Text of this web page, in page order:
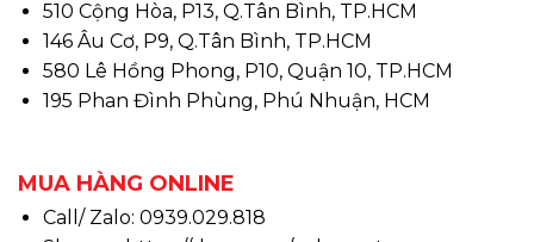
510 Cộng Hòa, P13, Q.Tân Bình, TP.HCM
146 Âu Cơ, P9, Q.Tân Bình, TP.HCM
580 Lê Hồng Phong, P10, Quận 10, TP.HCM
195 Phan Đình Phùng, Phú Nhuận, HCM
MUA HÀNG ONLINE
Call/ Zalo: 0939.029.818